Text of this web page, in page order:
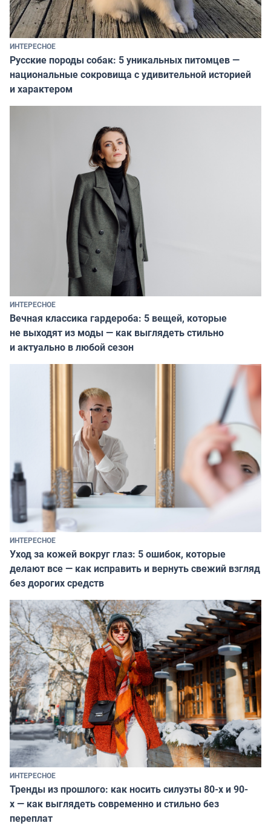
ИНТЕРЕСНОЕ
Русские породы собак: 5 уникальных питомцев —
национальные сокровища с удивительной историей
и характером
ИНТЕРЕСНОЕ
Вечная классика гардероба: 5 вещей, которые
не выходят из моды — как выглядеть стильно
и актуально в любой сезон
ИНТЕРЕСНОЕ
Уход за кожей вокруг глаз: 5 ошибок, которые
делают все — как исправить и вернуть свежий взгляд
без дорогих средств
ИНТЕРЕСНОЕ
Тренды из прошлого: как носить силуэты 80-х и 90-
х — как выглядеть современно и стильно без
переплат